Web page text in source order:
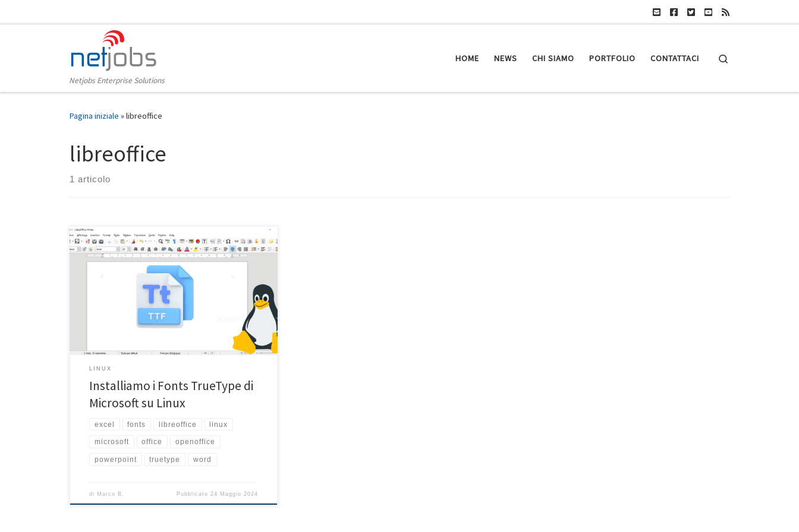
Netjobs Enterprise Solutions
HOME NEWS CHI SIAMO PORTFOLIO CONTATTACI
Pagina iniziale »libreoffice
libreoffice
1 articolo
A chi di noi “Linuxiani” non è mai capitato di dover
aprire ed editare un file della suite Office (Word,
Excel, Powerpoint) mandatoci dal collega che si ostina
ad usare il sistema operativo di Redmond? E quante
volte questi files ci appaiono formattati male o con
caratteri (fonts) diversi da […]
LINUX
Installiamo i Fonts TrueType di
Microsoft su Linux
excel fonts libreoffice linux
microsoft office openoffice
powerpoint truetype word
di Marco B. Pubblicato 24 Maggio 2024